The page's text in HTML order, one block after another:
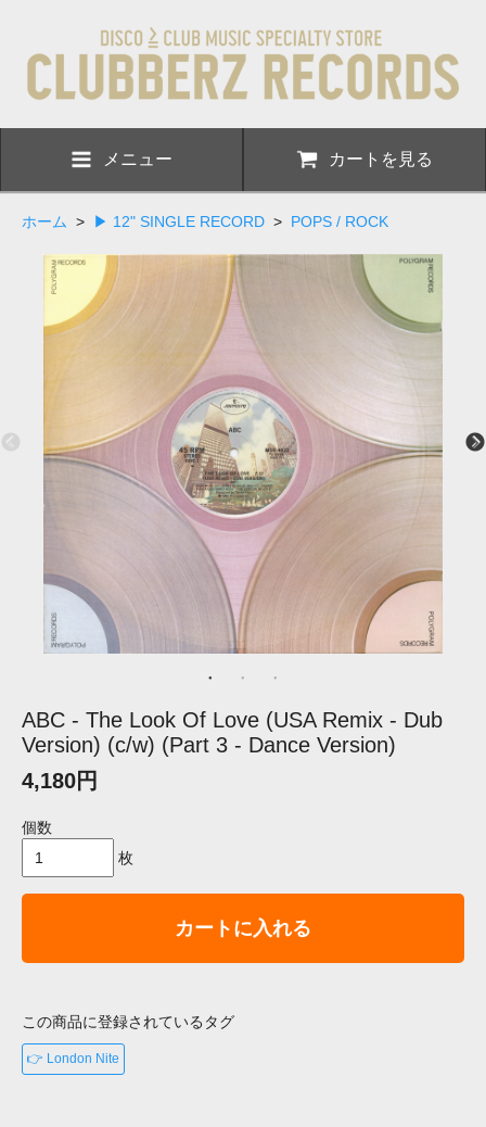
メニュー カートを見る
ホーム > ▶ 12" SINGLE RECORD > POPS / ROCK
ABC - The Look Of Love (USA Remix - Dub
Version) (c/w) (Part 3 - Dance Version)
4,180円
個数
枚
カートに入れる
この商品に登録されているタグ
👉 London Nite